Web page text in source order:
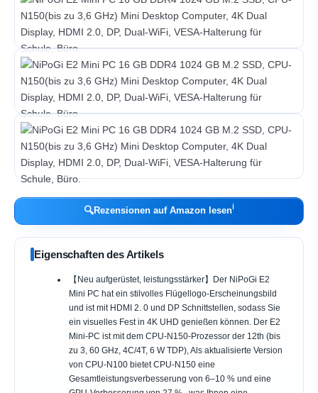
🔍Rezensionen auf Amazon lesenℹ︎
Eigenschaften des Artikels
【Neu aufgerüstet, leistungsstärker】Der NiPoGi E2
Mini PC hat ein stilvolles Flügellogo-Erscheinungsbild
und ist mit HDMI 2. 0 und DP Schnittstellen, sodass Sie
ein visuelles Fest in 4K UHD genießen können. Der E2
Mini-PC ist mit dem CPU-N150-Prozessor der 12th (bis
zu 3, 60 GHz, 4C/4T, 6 W TDP), Als aktualisierte Version
von CPU-N100 bietet CPU-N150 eine
Gesamtleistungsverbesserung von 6–10 % und eine